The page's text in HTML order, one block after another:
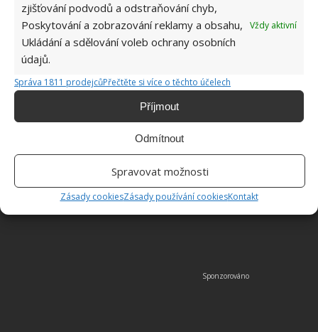
zjišťování podvodů a odstraňování chyb,
Poskytování a zobrazování reklamy a obsahu,
Ukládání a sdělování voleb ochrany osobních
údajů.
Vždy aktivní
Správa 1811 prodejcůPřečtěte si více o těchto účelech
Příjmout
Odmítnout
Spravovat možnosti
Zásady cookiesZásady používání cookiesKontakt
Fotografie: Great Home Ideas